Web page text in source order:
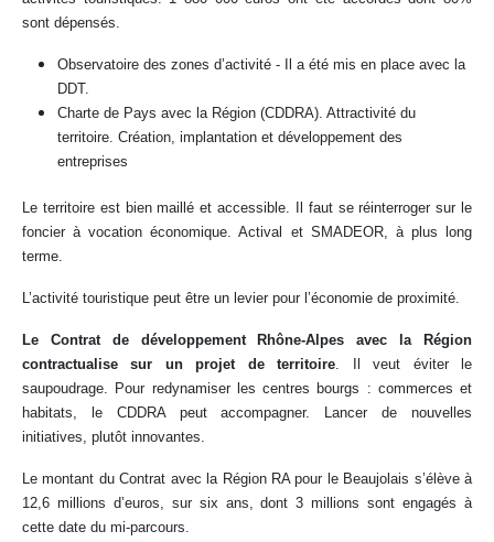
sont dépensés.
Observatoire des zones d’activité - Il a été mis en place avec la
DDT.
Charte de Pays avec la Région (CDDRA). Attractivité du
territoire. Création, implantation et développement des
entreprises
Le territoire est bien maillé et accessible. Il faut se réinterroger sur le
foncier à vocation économique. Actival et SMADEOR, à plus long
terme.
L’activité touristique peut être un levier pour l’économie de proximité.
Le Contrat de développement Rhône-Alpes avec la Région
contractualise sur un projet de territoire. Il veut éviter le
saupoudrage. Pour redynamiser les centres bourgs : commerces et
habitats, le CDDRA peut accompagner. Lancer de nouvelles
initiatives, plutôt innovantes.
Le montant du Contrat avec la Région RA pour le Beaujolais s’élève à
12,6 millions d’euros, sur six ans, dont 3 millions sont engagés à
cette date du mi-parcours.